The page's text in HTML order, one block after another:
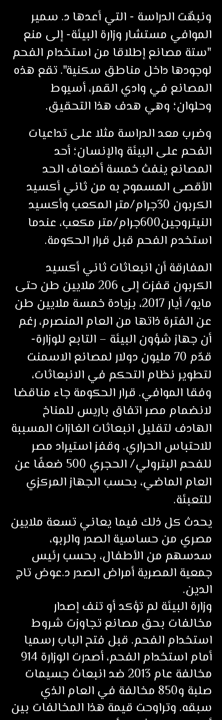
ونبهّت الدراسة - التي أعدها د. سمير
الموافي مستشار وزارة البيئة- إلى منع
"ستة مصانع إطلاقا من استخدام الفحم
لوجودها داخل مناطق سكنية". تقع هذه
المصانع في وادي القمر، أسيوط
وحلوان؛ وهي هدف هذا التحقيق.
وضرب معد الدراسة مثلا على تداعيات
الفحم على البيئة والإنسان؛ أحد
المصانع ينفث خمسة أضعاف الحد
الأقصى المسموح به من ثاني أكسيد
الكربون 30جرام/متر المكعب وأكسيد
النيتروجين600جرام/متر مكعب، عندما
استخدم الفحم قبل قرار الحكومة.
المفارقة أن انبعاثات ثاني أكسيد
الكربون قفزت إلى 206 ملايين طن حتى
مايو/ أيار 2017، بزيادة خمسة ملايين طن
عن الفترة ذاتها من العام المنصرم، رغم
أن جهاز شؤون البيئة – التابع للوزارة-
قدّم 70 مليون دولار لمصانع الاسمنت
لتطوير نظام التحكم في الانبعاثات،
وفقا الموافي. قرار الحكومة جاء مناقضا
لانضمام مصر اتفاق باريس للمناخ
الهادف لتقليل انبعاثات الغازات المسببة
للاحتباس الحراري. وقفز استيراد مصر
للفحم البترولي/ الحجري 500 ضعفًا عن
العام الماضي، بحسب الجهاز المركزي
للتعبئة.
يحدث كل ذلك فيما يعاني تسعة ملايين
مصري من حساسية الصدر والربو،
سدسهم من الأطفال، بحسب رئيس
جمعية المصرية أمراض الصدر د.عوض تاج
الدين.
وزارة البيئة لم تؤكد أو تنف إصدار
مخالفات بحق مصانع تجاوزت شروط
استخدام الفحم. قبل فتح الباب رسميا
أمام استخدام الفحم، أصدرت الوزارة 914
مخالفة عام 2013 ضد انبعاث جسيمات
صلبة و850 مخالفة في العام الذي
سبقه. وتراوحت قيمة هذا المخالفات بين